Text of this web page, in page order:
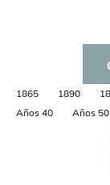
1865 1890
Años 40
Años 50